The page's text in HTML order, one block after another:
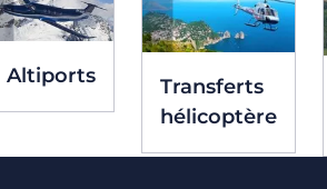
Altiports
Transferts
hélicoptère